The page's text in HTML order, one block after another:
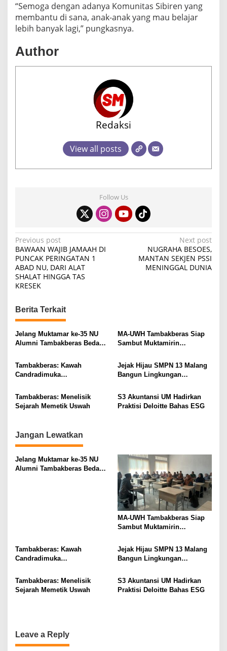
“Semoga dengan adanya Komunitas Sibiren yang
membantu di sana, anak-anak yang mau belajar
lebih banyak lagi,” pungkasnya.
Author
Redaksi
View all posts
Follow Us
P
o
s
t
a
v
i
a
i
o
n
Previous post
BAWAAN WAJIB JAMAAH DI
PUNCAK PERINGATAN 1
ABAD NU, DARI ALAT
SHALAT HINGGA TAS
KRESEK
Next post
NUGRAHA BESOES,
MANTAN SEKJEN PSSI
MENINGGAL DUNIA
Berita Terkait
Jelang Muktamar ke-35 NU
Alumni Tambakberas Bedah
MA-UWH Tambakberas Siap
Sambut Muktamirin
Tambakberas: Kawah
Candradimuka
Ulama
Jejak Hijau SMPN 13 Malang
Bangun Lingkungan
Tambakberas: Menelisik
Sejarah Memetik Uswah
S3 Akuntansi UM Hadirkan
Praktisi Deloitte Bahas ESG
Jangan Lewatkan
Jelang Muktamar ke-35 NU
Alumni Tambakberas Bedah
MA-UWH Tambakberas Siap
Sambut Muktamirin
Tambakberas: Kawah
Candradimuka
Ulama
Jejak Hijau SMPN 13 Malang
Bangun Lingkungan
Tambakberas: Menelisik
Sejarah Memetik Uswah
S3 Akuntansi UM Hadirkan
Praktisi Deloitte Bahas ESG
Leave a Reply